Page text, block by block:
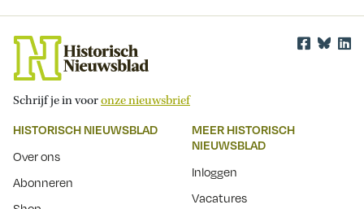
Schrijf je in vooronze nieuwsbrief
HISTORISCH NIEUWSBLAD
Over ons
Abonneren
MEER HISTORISCH
NIEUWSBLAD
Inloggen
Vacatures